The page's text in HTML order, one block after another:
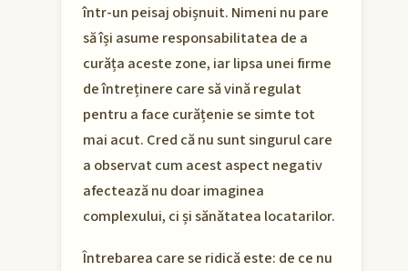
într-un peisaj obișnuit. Nimeni nu pare
să își asume responsabilitatea de a
curăța aceste zone, iar lipsa unei firme
de întreținere care să vină regulat
pentru a face curățenie se simte tot
mai acut. Cred că nu sunt singurul care
a observat cum acest aspect negativ
afectează nu doar imaginea
complexului, ci și sănătatea locatarilor.
Întrebarea care se ridică este: de ce nu